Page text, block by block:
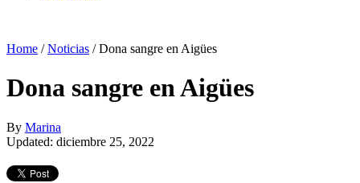
Home /Noticias /Dona sangre en Aigües
Dona sangre en Aigües
By Marina
Updated: diciembre 25, 2022